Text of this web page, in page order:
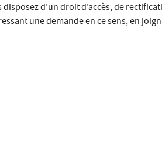
d’un droit d’accès, de
une demande en ce sens, en